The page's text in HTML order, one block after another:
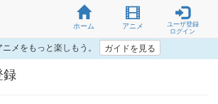
ホーム アニメ
ユーザ登録
ログイン
メをもっと楽しもう。 ガイドを見る
録